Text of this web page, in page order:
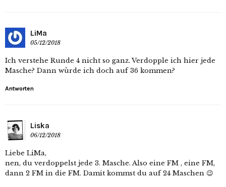
LiMa
05/12/2018
Ich verstehe Runde 4 nicht so ganz. Verdopple ich hier jede
Masche? Dann würde ich doch auf 36 kommen?
Antworten
Liska
06/12/2018
Liebe LiMa,
nen, du verdoppelst jede 3. Masche. Also eine FM , eine FM,
dann 2 FM in die FM. Damit kommst du auf 24 Maschen 😉